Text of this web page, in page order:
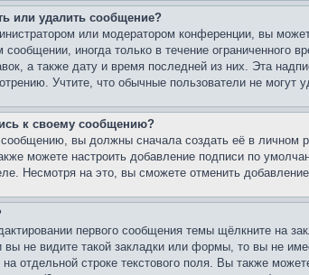
или удалить сообщение?
или модератором конференции, вы
иногда только в течение ограниченного
а также дату и время последней из них. Эта
Учтите, что обычные пользователи не могут
к своему сообщению?
вы должны сначала создать её в личном
можете настроить добавление подписи по
Несмотря на это, вы сможете отменить
первого сообщения темы щёлкните на
вы не видите такой закладки или формы, то вы не
отдельной строке текстового поля. Вы также